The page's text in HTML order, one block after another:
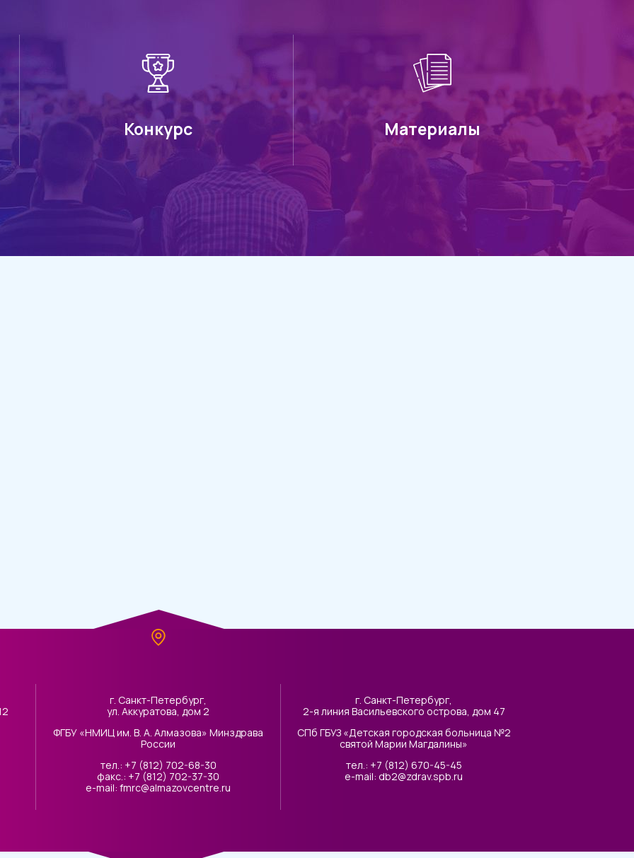
Конкурс Материалы
г. Санкт-Петербург,
ул. Аккуратова, дом 2
ФГБУ «НМИЦ им. В. А. Алмазова» Минздрава
России
тел.: +7 (812) 702-68-30
факс.: +7 (812) 702-37-30
e-mail: fmrc@almazovcentre.ru
г. Санкт-Петербург,
2-я линия Васильевского острова, дом 47
СПб ГБУЗ «Детская городская больница №2
святой Марии Магдалины»
тел.: +7 (812) 670-45-45
e-mail: db2@zdrav.spb.ru